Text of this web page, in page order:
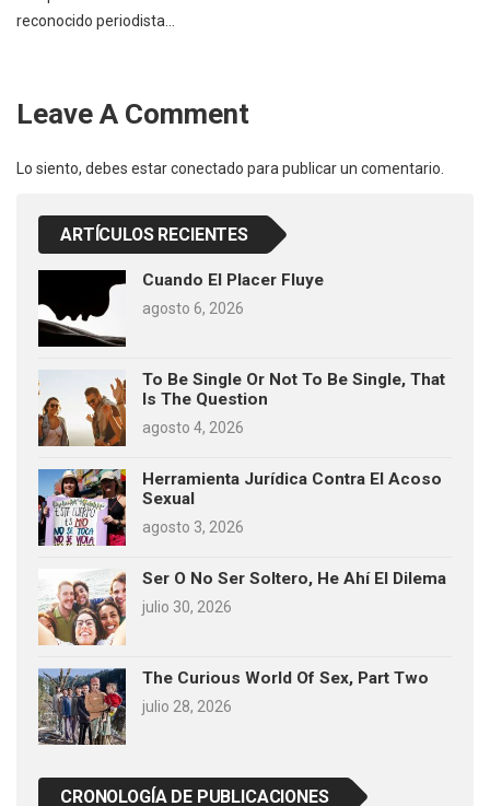
reconocido periodista…
Leave A Comment
Lo siento, debes estarconectado para publicar un comentario.
ARTÍCULOS RECIENTES
Cuando El Placer Fluye
agosto 6, 2026
To Be Single Or Not To Be Single, That
Is The Question
agosto 4, 2026
Herramienta Jurídica Contra El Acoso
Sexual
agosto 3, 2026
Ser O No Ser Soltero, He Ahí El Dilema
julio 30, 2026
The Curious World Of Sex, Part Two
julio 28, 2026
CRONOLOGÍA DE PUBLICACIONES